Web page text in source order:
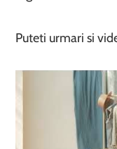
Puteti urmari si